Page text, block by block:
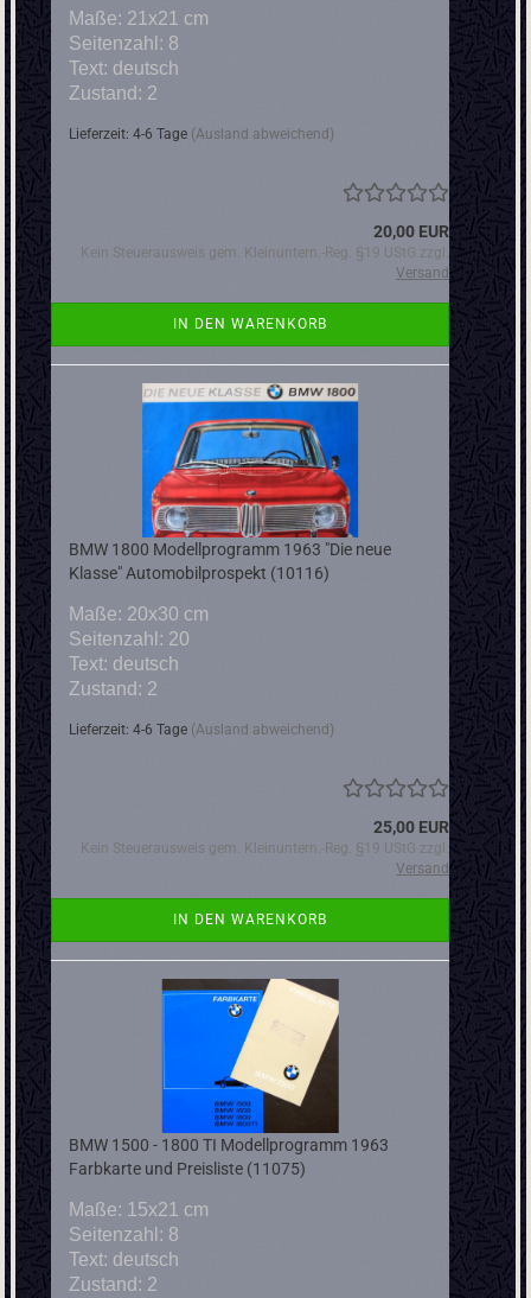
Maße: 21x21 cm
Seitenzahl: 8
Text: deutsch
Zustand: 2
Lieferzeit: 4-6 Tage (Ausland abweichend)
20,00 EUR
Kein Steuerausweis gem. Kleinuntern.-Reg. §19 UStG zzgl.
Versand
IN DEN WARENKORB
BMW 1800 Modellprogramm 1963 "Die neue
Klasse" Automobilprospekt (10116)
Maße: 20x30 cm
Seitenzahl: 20
Text: deutsch
Zustand: 2
Lieferzeit: 4-6 Tage (Ausland abweichend)
25,00 EUR
Kein Steuerausweis gem. Kleinuntern.-Reg. §19 UStG zzgl.
Versand
IN DEN WARENKORB
BMW 1500 - 1800 TI Modellprogramm 1963
Farbkarte und Preisliste (11075)
Maße: 15x21 cm
Seitenzahl: 8
Text: deutsch
Zustand: 2